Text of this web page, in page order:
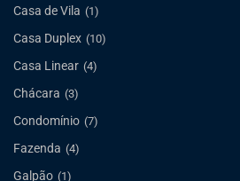
Casa de Vila (1)
Casa Duplex (10)
Casa Linear (4)
Chácara (3)
Condomínio (7)
Fazenda (4)
Galpão (1)